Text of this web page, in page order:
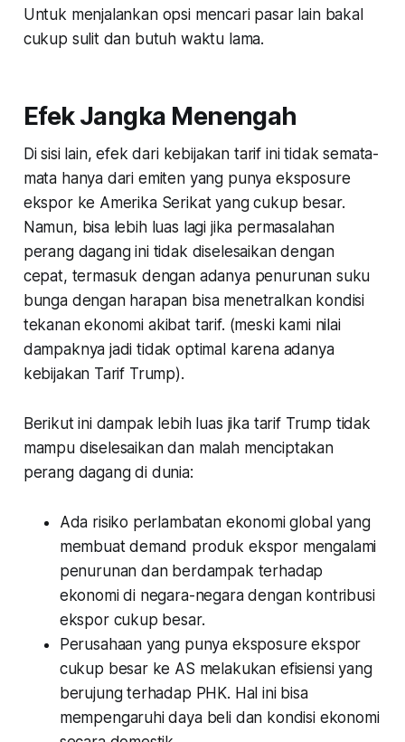
Untuk menjalankan opsi mencari pasar lain bakal
cukup sulit dan butuh waktu lama.
Efek Jangka Menengah
Di sisi lain, efek dari kebijakan tarif ini tidak semata-
mata hanya dari emiten yang punya eksposure
ekspor ke Amerika Serikat yang cukup besar.
Namun, bisa lebih luas lagi jika permasalahan
perang dagang ini tidak diselesaikan dengan
cepat, termasuk dengan adanya penurunan suku
bunga dengan harapan bisa menetralkan kondisi
tekanan ekonomi akibat tarif. (meski kami nilai
dampaknya jadi tidak optimal karena adanya
kebijakan Tarif Trump).
Berikut ini dampak lebih luas jika tarif Trump tidak
mampu diselesaikan dan malah menciptakan
perang dagang di dunia:
Ada risiko perlambatan ekonomi global yang
membuat demand produk ekspor mengalami
penurunan dan berdampak terhadap
ekonomi di negara-negara dengan kontribusi
ekspor cukup besar.
Perusahaan yang punya eksposure ekspor
cukup besar ke AS melakukan efisiensi yang
berujung terhadap PHK. Hal ini bisa
mempengaruhi daya beli dan kondisi ekonomi